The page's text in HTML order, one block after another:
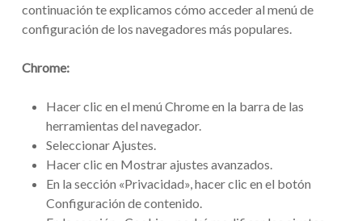
continuación te explicamos cómo acceder al menú de
configuración de los navegadores más populares.
Chrome:
Hacer clic en el menú Chrome en la barra de las
herramientas del navegador.
Seleccionar Ajustes.
Hacer clic en Mostrar ajustes avanzados.
En la sección «Privacidad», hacer clic en el botón
Configuración de contenido.